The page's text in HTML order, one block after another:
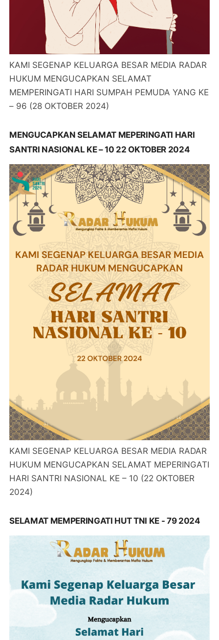
KAMI SEGENAP KELUARGA BESAR MEDIA RADAR
HUKUM MENGUCAPKAN SELAMAT
MEMPERINGATI HARI SUMPAH PEMUDA YANG KE
– 96 (28 OKTOBER 2024)
MENGUCAPKAN SELAMAT MEPERINGATI HARI
SANTRI NASIONAL KE – 10 22 OKTOBER 2024
KAMI SEGENAP KELUARGA BESAR MEDIA RADAR
HUKUM MENGUCAPKAN SELAMAT MEPERINGATI
HARI SANTRI NASIONAL KE – 10 (22 OKTOBER
2024)
SELAMAT MEMPERINGATI HUT TNI KE - 79 2024